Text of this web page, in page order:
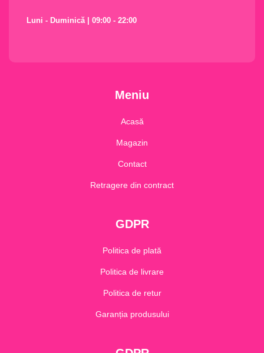
Luni - Duminică | 09:00 - 22:00
Meniu
Acasă
Magazin
Contact
Retragere din contract
GDPR
Politica de plată
Politica de livrare
Politica de retur
Garanția produsului